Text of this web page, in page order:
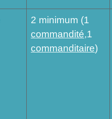
2 minimum (1
commandité,1
commanditaire)